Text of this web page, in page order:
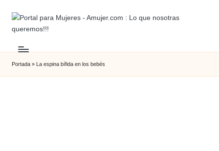
Portada » La espina bífida en los bebés